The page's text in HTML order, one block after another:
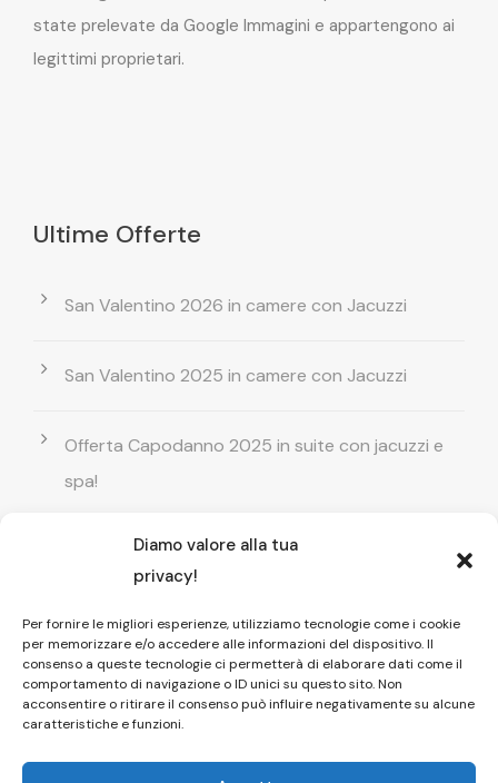
Diamo valore alla tua
privacy!
Per fornire le migliori esperienze, utilizziamo tecnologie come i cookie
per memorizzare e/o accedere alle informazioni del dispositivo. Il
consenso a queste tecnologie ci permetterà di elaborare dati come il
comportamento di navigazione o ID unici su questo sito. Non
acconsentire o ritirare il consenso può influire negativamente su alcune
caratteristiche e funzioni.
state prelevate da Google Immagini e appartengono ai
legittimi proprietari.
Ultime Offerte
San Valentino 2026 in camere con Jacuzzi
San Valentino 2025 in camere con Jacuzzi
Offerta Capodanno 2025 in suite con jacuzzi e
spa!
Offerta Natale in camera con vasca
idromassaggio ! Prenota il tuo relax esclusivo
Entrata GRATUITA in Piscina esterna! Il tuo relax
di coppia